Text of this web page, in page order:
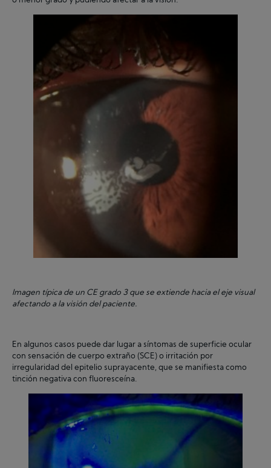
Imagen típica de un CE grado 3 que se extiende hacia el eje visual
afectando a la visión del paciente.
En algunos casos puede dar lugar a síntomas de superficie ocular
con sensación de cuerpo extraño (SCE) o irritación por
irregularidad del epitelio suprayacente, que se manifiesta como
tinción negativa con fluoresceína.